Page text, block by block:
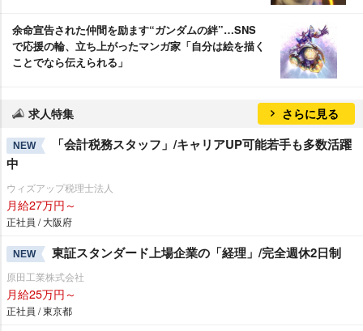
余命宣告された仲間を励ます“ガンダムの絆”…SNS
で応援の輪、立ち上がったマンガ家「自分は絵を描く
ことでなら伝えられる」
求人特集 さらに見る
NEW
「会計税務スタッフ」/キャリアUP可能若手も多数活躍
中
ウィズアップ税理士法人
月給27万円～
正社員 / 大阪府
NEW 東証スタンダード上場企業の「経理」/完全週休2日制
原田工業株式会社
月給25万円～
正社員 / 東京都